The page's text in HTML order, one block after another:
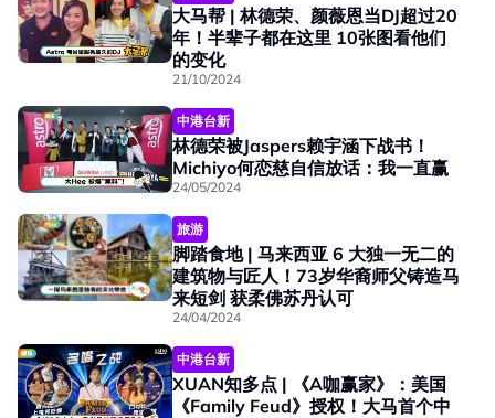
大马帮 | 林德荣、颜薇恩当DJ超过20
年！半辈子都在这里 10张图看他们
的变化
21/10/2024
中港台新
林德荣被Jaspers赖宇涵下战书！
Michiyo何恋慈自信放话：我一直赢
24/05/2024
旅游
脚踏食地 | 马来西亚 6 大独一无二的
建筑物与匠人！73岁华裔师父铸造马
来短剑 获柔佛苏丹认可
24/04/2024
中港台新
XUAN知多点 | 《A咖赢家》：美国
《Family Feud》授权！大马首个中